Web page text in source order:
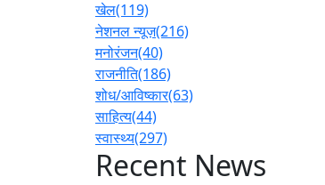
खेल(119)
नेशनल न्यूज़(216)
मनोरंजन(40)
राजनीति(186)
शोध/आविष्कार(63)
साहित्य(44)
स्वास्थ्य(297)
Recent News